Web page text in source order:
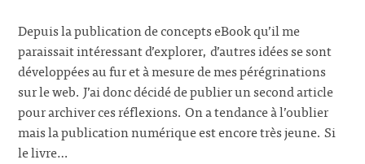
Depuis la publication de concepts eBook qu’il me
paraissait intéressant d’explorer, d’autres idées se sont
développées au fur et à mesure de mes pérégrinations
sur le web. J’ai donc décidé de publier un second article
pour archiver ces réflexions. On a tendance à l’oublier
mais la publication numérique est encore très jeune. Si
le livre…